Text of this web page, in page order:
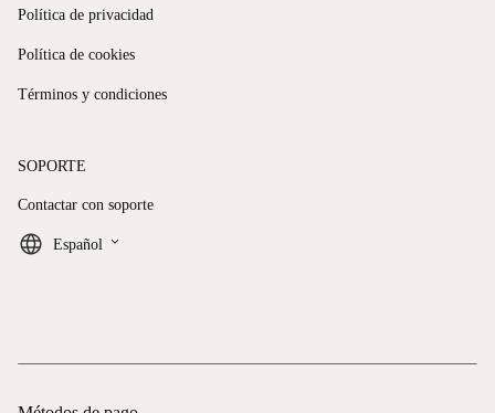
Política de privacidad
Política de cookies
Términos y condiciones
SOPORTE
Contactar con soporte
Español keyboard_arrow_down